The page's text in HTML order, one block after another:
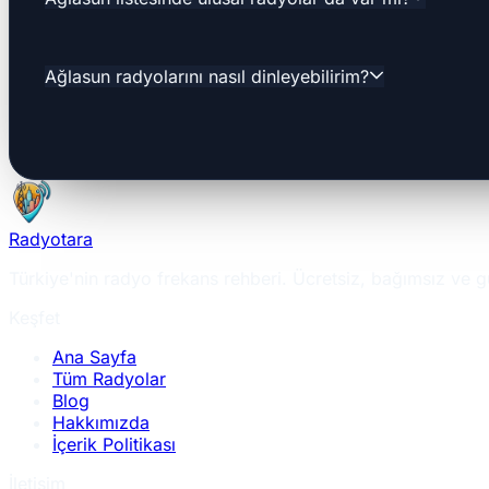
Ağlasun radyolarını nasıl dinleyebilirim?
Radyotara
Ana Sayfa
Tüm Radyolar
Blog
Hakkımızda
İçerik Politikası